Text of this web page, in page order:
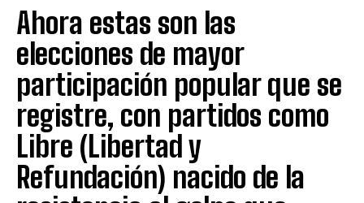
Ahora estas son las
elecciones de mayor
participación popular que se
registre, con partidos como
Libre (Libertad y
Refundación) nacido de la